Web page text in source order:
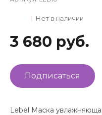
Нет в наличии
3 680 руб.
Подписаться
Lebel Маска